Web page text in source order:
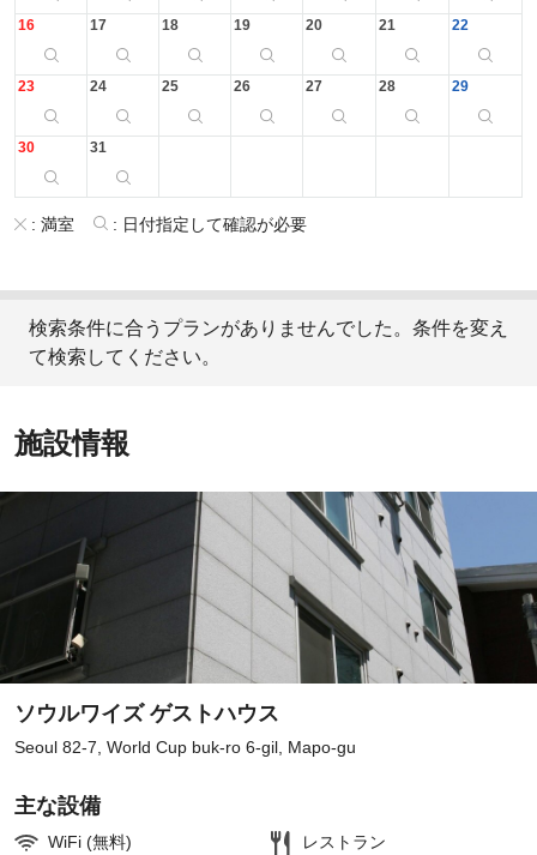
16 17 18 19 20 21 22
23 24 25 26 27 28 29
30 31
: 満室 : 日付指定して確認が必要
検索条件に合うプランがありませんでした。条件を変え
て検索してください。
施設情報
ソウルワイズ ゲストハウス
Seoul 82-7, World Cup buk-ro 6-gil, Mapo-gu
主な設備
WiFi (無料) レストラン